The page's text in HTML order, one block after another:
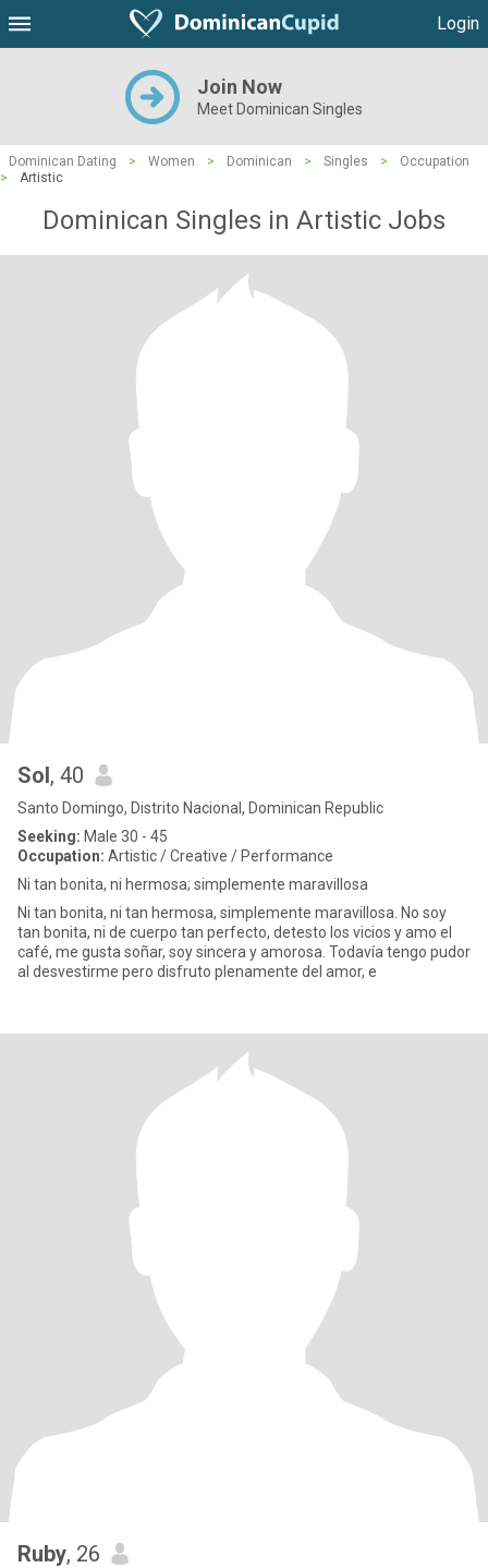
Login
Join Now
Meet Dominican Singles
Dominican Dating > Women > Dominican > Singles >
Occupation
>
Artistic
Dominican Singles in Artistic Jobs
Sol, 40
Santo Domingo, Distrito Nacional, Dominican Republic
Seeking: Male 30 - 45
Occupation: Artistic / Creative / Performance
Ni tan bonita, ni hermosa; simplemente maravillosa
Ni tan bonita, ni tan hermosa, simplemente maravillosa. No soy
tan bonita, ni de cuerpo tan perfecto, detesto los vicios y amo el
café, me gusta soñar, soy sincera y amorosa. Todavía tengo pudor
al desvestirme pero disfruto plenamente del amor, e
Ruby, 26